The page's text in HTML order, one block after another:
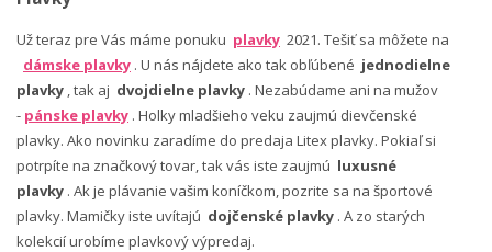
Už teraz pre Vás máme ponuku plavky 2021. Tešiť sa môžete na
dámske plavky . U nás nájdete ako tak obľúbené jednodielne
plavky , tak aj dvojdielne plavky . Nezabúdame ani na mužov
- pánske plavky . Holky mladšieho veku zaujmú dievčenské
plavky. Ako novinku zaradíme do predaja Litex plavky. Pokiaľ si
potrpíte na značkový tovar, tak vás iste zaujmú luxusné
plavky . Ak je plávanie vašim koníčkom, pozrite sa na športové
plavky. Mamičky iste uvítajú dojčenské plavky . A zo starých
kolekcií urobíme plavkový výpredaj.